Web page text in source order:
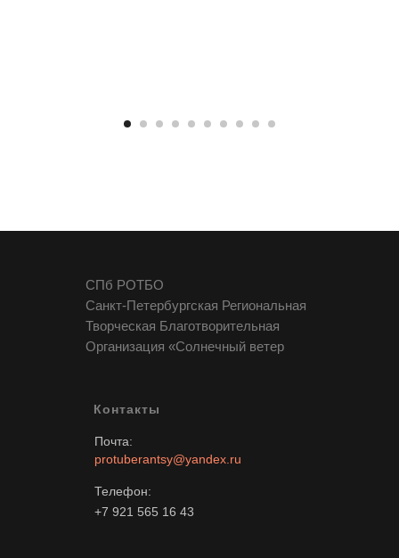
Контакты
СПб РОТБО
Санкт-Петербургская Региональная
Творческая Благотворительная
Организация «Солнечный ветер
protuberantsy@yandex.ru
Почта:
Телефон:
+7 921 565 16 43